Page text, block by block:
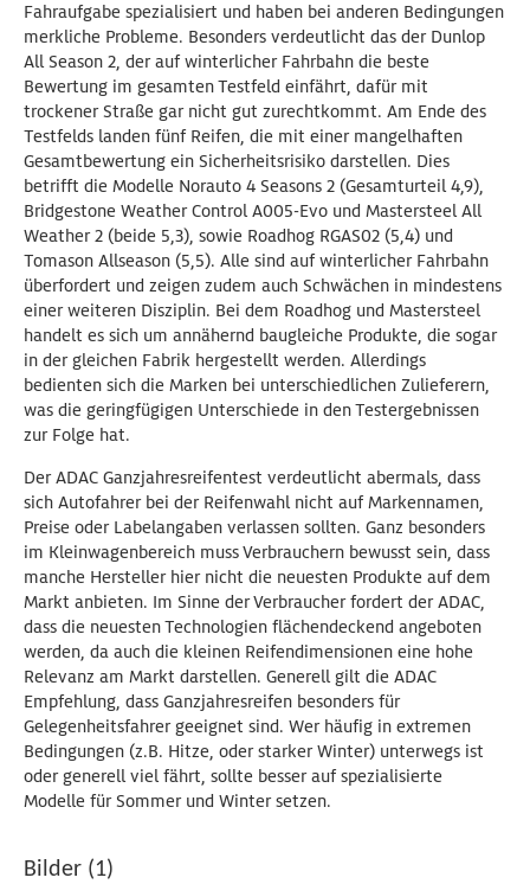
Fahraufgabe spezialisiert und haben bei anderen Bedingungen
merkliche Probleme. Besonders verdeutlicht das der Dunlop
All Season 2, der auf winterlicher Fahrbahn die beste
Bewertung im gesamten Testfeld einfährt, dafür mit
trockener Straße gar nicht gut zurechtkommt. Am Ende des
Testfelds landen fünf Reifen, die mit einer mangelhaften
Gesamtbewertung ein Sicherheitsrisiko darstellen. Dies
betrifft die Modelle Norauto 4 Seasons 2 (Gesamturteil 4,9),
Bridgestone Weather Control A005-Evo und Mastersteel All
Weather 2 (beide 5,3), sowie Roadhog RGAS02 (5,4) und
Tomason Allseason (5,5). Alle sind auf winterlicher Fahrbahn
überfordert und zeigen zudem auch Schwächen in mindestens
einer weiteren Disziplin. Bei dem Roadhog und Mastersteel
handelt es sich um annähernd baugleiche Produkte, die sogar
in der gleichen Fabrik hergestellt werden. Allerdings
bedienten sich die Marken bei unterschiedlichen Zulieferern,
was die geringfügigen Unterschiede in den Testergebnissen
zur Folge hat.
Der ADAC Ganzjahresreifentest verdeutlicht abermals, dass
sich Autofahrer bei der Reifenwahl nicht auf Markennamen,
Preise oder Labelangaben verlassen sollten. Ganz besonders
im Kleinwagenbereich muss Verbrauchern bewusst sein, dass
manche Hersteller hier nicht die neuesten Produkte auf dem
Markt anbieten. Im Sinne der Verbraucher fordert der ADAC,
dass die neuesten Technologien flächendeckend angeboten
werden, da auch die kleinen Reifendimensionen eine hohe
Relevanz am Markt darstellen. Generell gilt die ADAC
Empfehlung, dass Ganzjahresreifen besonders für
Gelegenheitsfahrer geeignet sind. Wer häufig in extremen
Bedingungen (z.B. Hitze, oder starker Winter) unterwegs ist
oder generell viel fährt, sollte besser auf spezialisierte
Modelle für Sommer und Winter setzen.
Bilder (1)